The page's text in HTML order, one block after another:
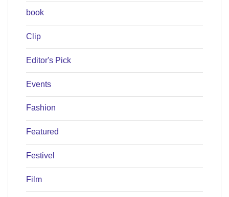
book
Clip
Editor's Pick
Events
Fashion
Featured
Festivel
Film